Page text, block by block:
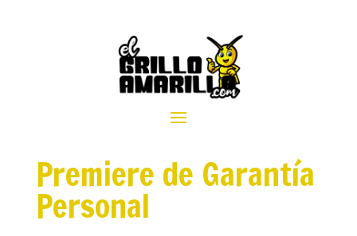
Premiere de Garantía
Personal